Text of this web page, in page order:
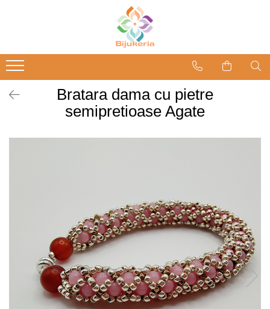
Bratara dama cu pietre
semipretioase Agate